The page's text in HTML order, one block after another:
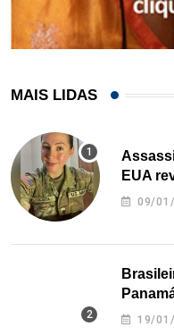
MAIS LIDAS
EUA
09/
nos19/